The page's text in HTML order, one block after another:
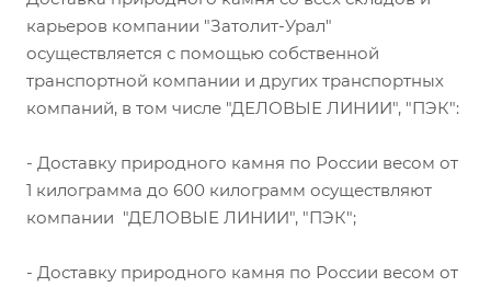
карьеров компании "Затолит-Урал"
осуществляется с помощью собственной
транспортной компании и других транспортных
компаний, в том числе "ДЕЛОВЫЕ ЛИНИИ", "ПЭК":
- Доставку природного камня по России весом от
1 килограмма до 600 килограмм осуществляют
компании "ДЕЛОВЫЕ ЛИНИИ", "ПЭК";
- Доставку природного камня по России весом от